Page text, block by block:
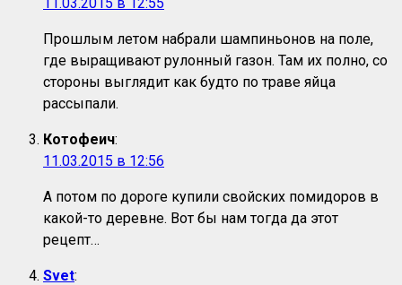
Прошлым летом набрали шампиньонов на поле,
где выращивают рулонный газон. Там их полно, со
стороны выглядит как будто по траве яйца
рассыпали.
Котофеич:
11.03.2015 в 12:56
А потом по дороге купили свойских помидоров в
какой-то деревне. Вот бы нам тогда да этот
рецепт…
Svet: